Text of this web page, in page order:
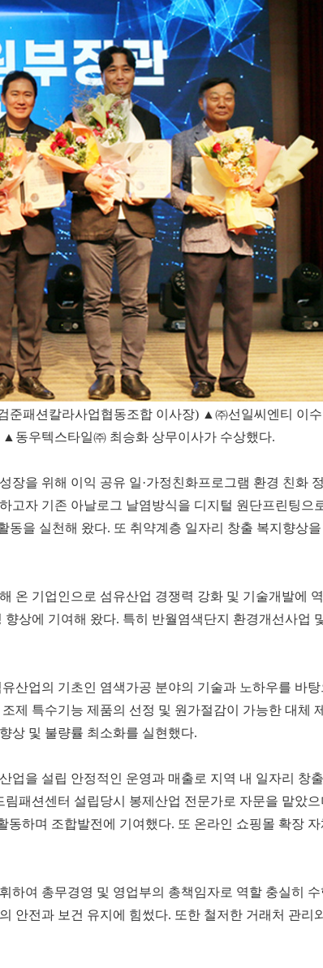
준패션칼라사업협동조합 이사장) ▲㈜선일씨엔티 이수
동우텍스타일㈜ 최승화 상무이사가 수상했다.
장을 위해 이익 공유 일·가정친화프로그램 환경 친화
고자 기존 아날로그 날염방식을 디지털 원단프린팅으
동을 실천해 왔다. 또 취약계층 일자리 창출 복지향상을
온 기업인으로 섬유산업 경쟁력 강화 및 기술개발에 역
상에 기여해 왔다. 특히 반월염색단지 환경개선사업
산업의 기초인 염색가공 분야의 기술과 노하우를 바탕
제 특수기능 제품의 선정 및 원가절감이 가능한 대체
상 및 불량률 최소화를 실현했다.
업을 설립 안정적인 운영과 매출로 지역 내 일자리 창
패션센터 설립당시 봉제산업 전문가로 자문을 맡았으
하며 조합발전에 기여했다. 또 온라인 쇼핑몰 확장 자
하여 총무경영 및 영업부의 총책임자로 역할 충실히 수
안전과 보건 유지에 힘썼다. 또한 철저한 거래처 관리